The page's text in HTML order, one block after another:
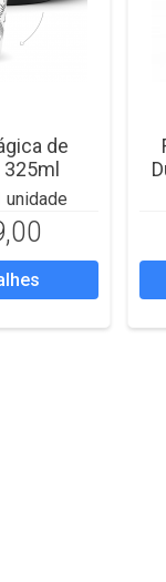
de
unidade